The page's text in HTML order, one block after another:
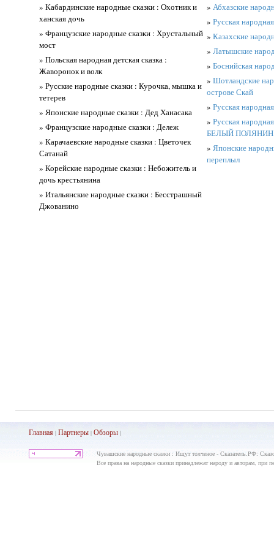
» Кабардинские народные сказки : Охотник и
ханская дочь
» Французские народные сказки : Хрустальный
мост
» Польская народная детская сказка :
Жаворонок и волк
» Русские народные сказки : Курочка, мышка и
тетерев
» Японские народные сказки : Дед Ханасака
» Французские народные сказки : Дележ
» Карачаевские народные сказки : Цветочек
Сатанай
» Корейские народные сказки : Небожитель и
дочь крестьянина
» Итальянские народные сказки : Бесстрашный
Джованино
» Абхазские
» Русская
» Казахские
» Латышские
» Боснийская
» Шотландские
острове Скай
» Русская
» Русская
БЕЛЫЙ ПОЛЯНИН
» Японские
переплыл
Главная| Партнеры| Обзоры|
Чувашские народные сказки : Ищут толченое - Сказатель.РФ:
Все права на народные сказки принадлежат народу и авторам, при